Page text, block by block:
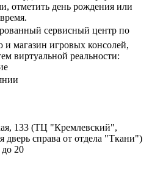
отметить день рождения или
сервисный центр по
магазин игровых консолей,
виртуальной реальности:
133 (ТЦ "Кремлевский",
дверь справа от отдела "Ткани")
20